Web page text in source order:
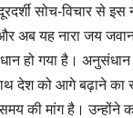
सोच-विचार से
अब यह नारा जय
हो गया है।
देश को आगे बढ़ाने का
समय की मांग है।